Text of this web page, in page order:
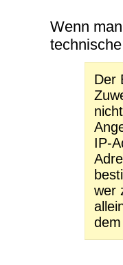
Wenn
Der
IP-
wer